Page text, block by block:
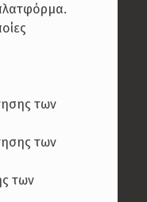
των
των
των